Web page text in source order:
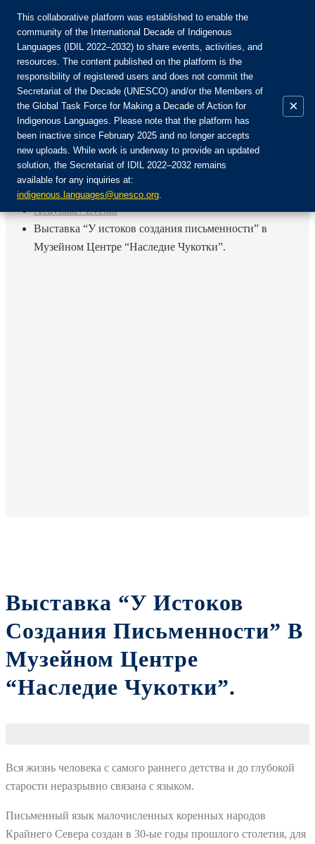
Únete a la comunidad:
Login
ES
EN
FR
RU
Inicio
Actividad / Evento
Выставка “У истоков создания письменности” в
Музейном Центре “Наследие Чукотки”.
Выставка “У Истоков
Создания Письменности” В
Музейном Центре
“Наследие Чукотки”.
Вся жизнь человека с самого раннего детства и до глубокой
старости неразрывно связана с языком.
Письменный язык малочисленных коренных народов
Крайнего Севера создан в 30-ые годы прошлого столетия, для
This collaborative platform was established to enable the
community of the International Decade of Indigenous
Languages (IDIL 2022–2032) to share events, activities, and
resources. The content published on the platform is the
responsibility of registered users and does not commit the
Secretariat of the Decade (UNESCO) and/or the Members of
the Global Task Force for Making a Decade of Action for
Indigenous Languages. Please note that the platform has
been inactive since February 2025 and no longer accepts
new uploads. While work is underway to provide an updated
solution, the Secretariat of IDIL 2022–2032 remains
available for any inquiries at:
indigenous.languages@unesco.org.
×